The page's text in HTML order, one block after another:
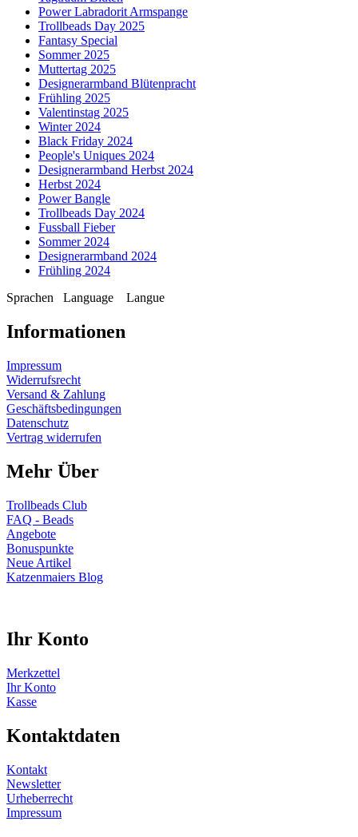
Power Labradorit Armspange
Trollbeads Day 2025
Fantasy Special
Sommer 2025
Muttertag 2025
Designerarmband Blütenpracht
Frühling 2025
Valentinstag 2025
Winter 2024
Black Friday 2024
People's Uniques 2024
Designerarmband Herbst 2024
Herbst 2024
Power Bangle
Trollbeads Day 2024
Fussball Fieber
Sommer 2024
Designerarmband 2024
Frühling 2024
Sprachen
Language Langue
Informationen
Impressum
Widerrufsrecht
Versand & Zahlung
Geschäftsbedingungen
Datenschutz
Vertrag widerrufen
Mehr Über
Trollbeads Club
FAQ - Beads
Angebote
Bonuspunkte
Neue Artikel
Katzenmaiers Blog
Ihr Konto
Merkzettel
Ihr Konto
Kasse
Kontaktdaten
Kontakt
Newsletter
Urheberrecht
Impressum